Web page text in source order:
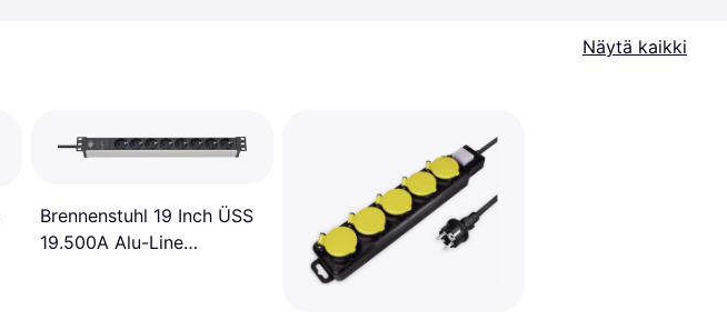
Näytä kaikki
Brennenstuhl 19 Inch ÜSS
19.500A Alu-Line